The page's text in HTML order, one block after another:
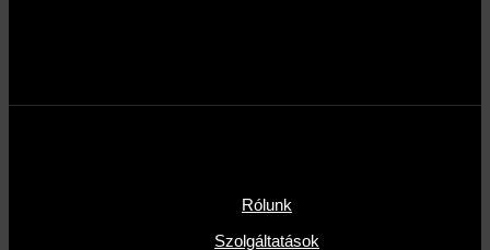
Rólunk
Szolgáltatások